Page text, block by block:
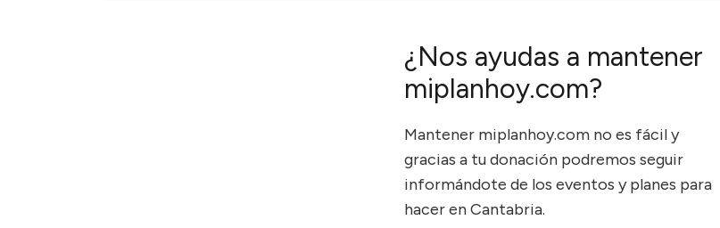
¿Nos ayudas a mantener
miplanhoy.com?
Mantener miplanhoy.com no es fácil y
gracias a tu donación podremos seguir
informándote de los eventos y planes para
hacer en Cantabria.